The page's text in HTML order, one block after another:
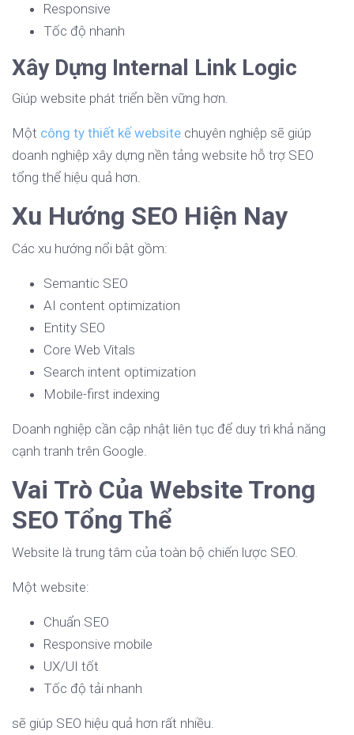
Responsive
Tốc độ nhanh
Xây Dựng Internal Link Logic
Giúp website phát triển bền vững hơn.
Một công ty thiết kế website chuyên nghiệp sẽ giúp
doanh nghiệp xây dựng nền tảng website hỗ trợ SEO
tổng thể hiệu quả hơn.
Xu Hướng SEO Hiện Nay
Các xu hướng nổi bật gồm:
Semantic SEO
AI content optimization
Entity SEO
Core Web Vitals
Search intent optimization
Mobile-first indexing
Doanh nghiệp cần cập nhật liên tục để duy trì khả năng
cạnh tranh trên Google.
Vai Trò Của Website Trong
SEO Tổng Thể
Website là trung tâm của toàn bộ chiến lược SEO.
Một website:
Chuẩn SEO
Responsive mobile
UX/UI tốt
Tốc độ tải nhanh
sẽ giúp SEO hiệu quả hơn rất nhiều.